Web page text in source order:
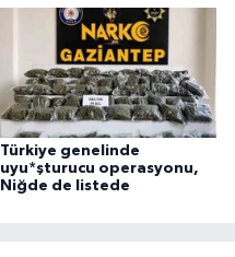
Türkiye genelinde
uyu*şturucu operasyonu,
Niğde de listede